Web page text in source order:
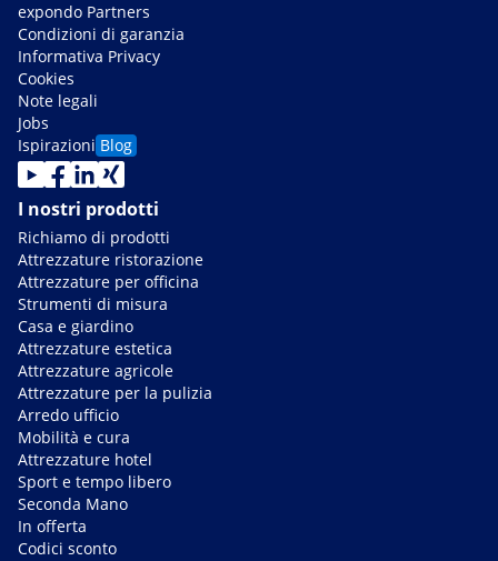
expondo Partners
Condizioni di garanzia
Informativa Privacy
Cookies
Note legali
Jobs
Ispirazioni Blog
I nostri prodotti
Richiamo di prodotti
Attrezzature ristorazione
Attrezzature per officina
Strumenti di misura
Casa e giardino
Attrezzature estetica
Attrezzature agricole
Attrezzature per la pulizia
Arredo ufficio
Mobilità e cura
Attrezzature hotel
Sport e tempo libero
Seconda Mano
In offerta
Codici sconto